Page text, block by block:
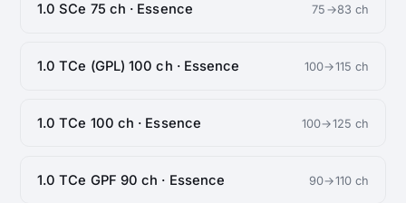
1.0 SCe 75 ch · Essence 75→83 ch
1.0 TCe (GPL) 100 ch · Essence 100→115 ch
1.0 TCe 100 ch · Essence 100→125 ch
1.0 TCe GPF 90 ch · Essence 90→110 ch